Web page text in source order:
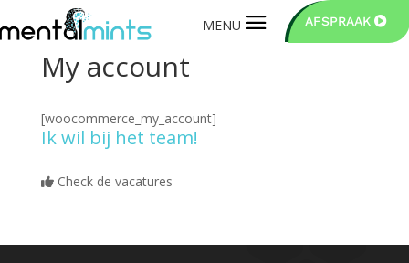
AFSPRAAK
My account
[woocommerce_my_account]
Ik wil bij het team!
Check de vacatures